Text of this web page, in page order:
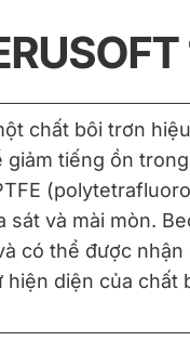
chất bôi trơn
tiếng ồn
sát và mài mòn.
có thể được nhận
diện của chất